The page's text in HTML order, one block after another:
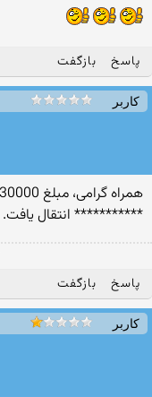
پاسخ بازگفت
کاربر
*********** انتقال یافت.
پاسخ بازگفت
کاربر